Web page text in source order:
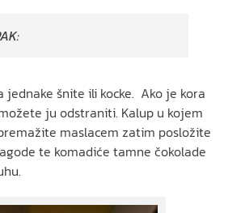
jednake šnite ili kocke. Ako je kora
ju odstraniti. Kalup u kojem
maslacem zatim posložite
te komadiće tamne čokolade